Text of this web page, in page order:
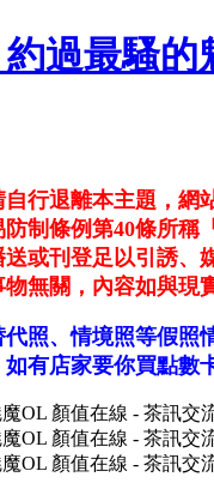
過最騷的
行退離本主題，網
制條例第40條所稱
或刊登足以引誘、
無關，內容如與現
照、情境照等假照
有店家要你買點數